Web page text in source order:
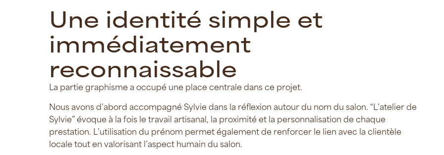
Une identité simple et
immédiatement
reconnaissable
La partie graphisme a occupé une place centrale dans ce projet.
Nous avons d’abord accompagné Sylvie dans la réflexion autour du nom du salon. “L’atelier de
Sylvie” évoque à la fois le travail artisanal, la proximité et la personnalisation de chaque
prestation. L’utilisation du prénom permet également de renforcer le lien avec la clientèle
locale tout en valorisant l’aspect humain du salon.